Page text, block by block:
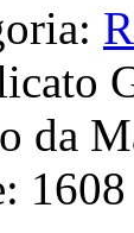
da
1608